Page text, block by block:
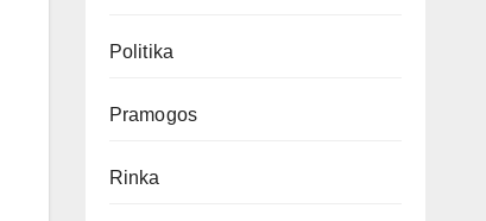
Politika
Pramogos
Rinka